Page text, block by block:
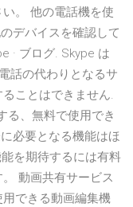
。 他の電話機を使
デバイスを確認して
· ブログ. Skype は
話の代わりとなるサ
ことはできません.
る、無料で使用でき
必要となる機能はほ
を期待するには有料
動画共有サービス
できる動画編集機